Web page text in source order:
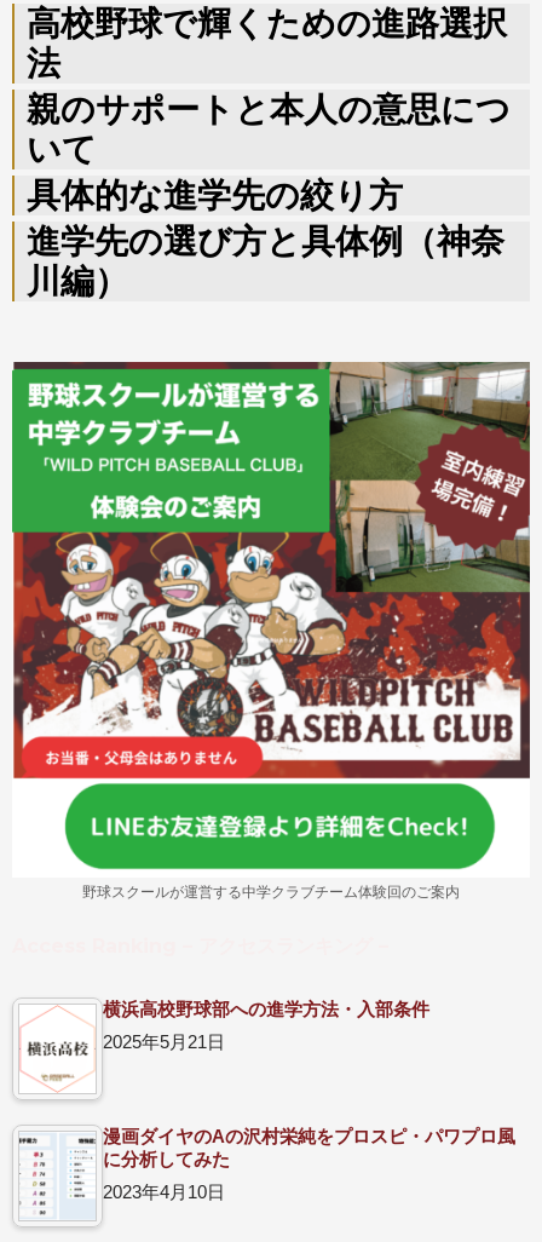
高校野球で輝くための進路選択
法
親のサポートと本人の意思につ
いて
具体的な進学先の絞り方
進学先の選び方と具体例（神奈
川編）
野球スクールが運営する中学クラブチーム体験回のご案内
横浜高校野球部への進学方法・入部条件
2025年5月21日
漫画ダイヤのAの沢村栄純をプロスピ・パワプロ風
に分析してみた
2023年4月10日